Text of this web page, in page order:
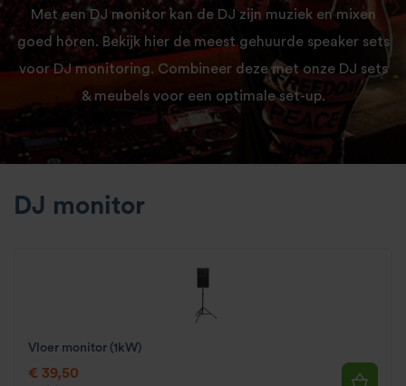
Met een DJ monitor kan de DJ zijn muziek en mixen
goed horen. Bekijk hier de meest gehuurde speaker sets
voor DJ monitoring. Combineer deze met onze DJ sets
& meubels voor een optimale set-up.
DJ monitor
Vloer monitor (1kW)
€ 39,50